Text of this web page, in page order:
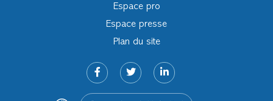
Espace pro
Espace presse
Plan du site